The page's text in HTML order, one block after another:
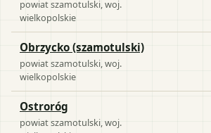
powiatszamotulski , woj.
wielkopolskie
Obrzycko (szamotulski)
powiatszamotulski , woj.
wielkopolskie
Ostroróg
powiatszamotulski , woj.